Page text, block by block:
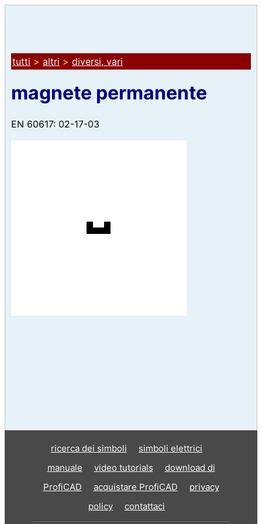
tutti > altri > diversi, vari
magnete permanente
EN 60617: 02-17-03
ricerca dei simboli
simboli elettrici
manuale
video tutorials
download di
ProfiCAD
acquistare ProfiCAD
privacy
policy
contattaci